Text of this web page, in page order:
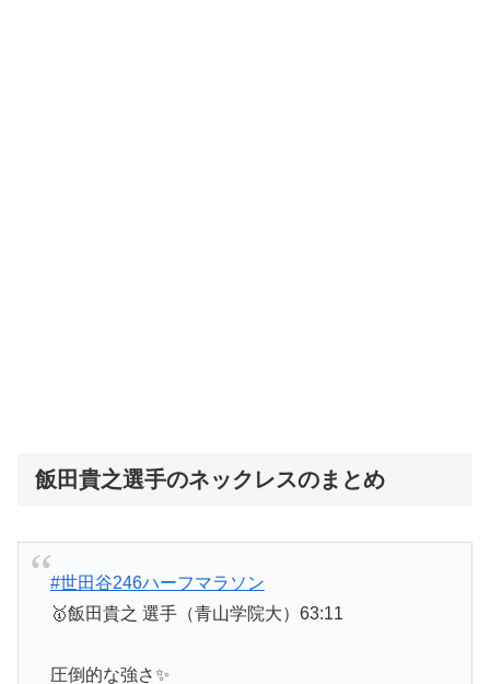
飯田貴之選手のネックレスのまとめ
#世田谷246ハーフマラソン
🥇飯田貴之 選手（青山学院大）63:11
圧倒的な強さ✨